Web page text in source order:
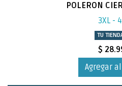
POLERON
3XL -
TU
$
Agregar